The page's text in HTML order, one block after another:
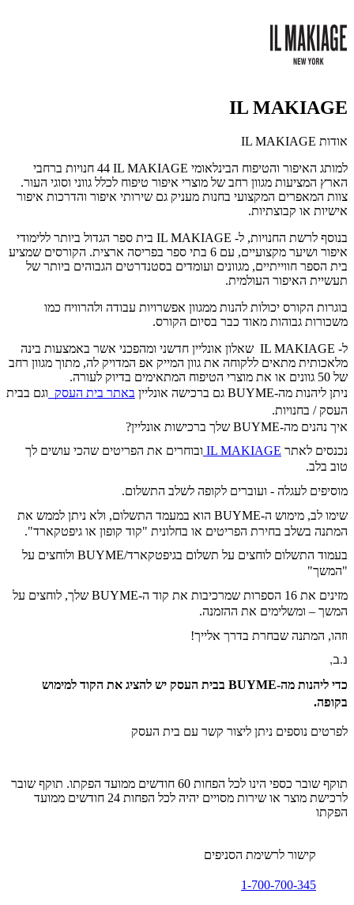
IL MAKIAGE
אודות IL MAKIAGE
למותג האיפור והטיפוח הבינלאומי IL MAKIAGE
44 חנויות ברחבי
הארץ המציעות מגוון רחב של מוצרי איפור טיפוח לכלל גווני וסוגי העור.
צוות המאפרים המקצועי בחנות מעניק גם שירותי איפור והדרכות איפור
אישיות או קבוצתיות.
בנוסף לרשת החנויות, ל- IL MAKIAGE בית ספר הגדול ביותר ללימודי
איפור ושיער מקצועיים, עם 6 בתי ספר בפריסה ארצית. הקורסים שמציע
בית הספר חווייתיים, מגוונים ועומדים בסטנדרטים הגבוהים ביותר של
תעשיית האיפור העולמית.
בוגרות הקורס יכולות להנות ממגוון אפשרויות עבודה ולהרוויח כמו
משכורות גבוהות מאוד כבר בסיום הקורס.
ל- IL MAKIAGE שאלון אונליין חדשני ומהפכני אשר באמצעות בינה
מלאכותית מתאים ללקוחה את גוון המייק אפ המדויק לה, מתוך מגוון רחב
של 50 גוונים או את מוצרי הטיפוח המתאימים בדיוק לעורה.
ניתן ליהנות מה-BUYME גם ברכישה אונליין
באתר בית העסק וגם בבית
העסק / בחנויות.
איך נהנים מה-BUYME שלך ברכישות אונליין?
נכנסים לאתר IL MAKIAGE ובוחרים את הפריטים שהכי עושים לך
טוב בלב.
מוסיפים לעגלה - ועוברים לקופה לשלב התשלום.
שימו לב, מימוש ה-BUYME הוא במעמד התשלום, ולא ניתן לממש את
המתנה בשלב בחירת הפריטים או בחלונית "קוד קופון או גיפטקארד".
בעמוד התשלום לוחצים על תשלום בגיפטקארד/BUYME ולוחצים על
"המשך"
מזינים את 16 הספרות שמרכיבות את קוד ה-BUYME שלך, לוחצים על
המשך – ומשלימים את ההזמנה.
וזהו, המתנה שבחרת בדרך אלייך!
נ.ב,
כדי ליהנות מה-BUYME בבית העסק יש להציג את הקוד למימוש
בקופה.
לפרטים נוספים ניתן ליצור קשר עם בית העסק
תוקף שובר כספי הינו לכל הפחות 60 חודשים ממועד הפקתו. תוקף שובר
לרכישת מוצר או שירות מסויים יהיה לכל הפחות 24 חודשים ממועד
הפקתו
קישור לרשימת הסניפים
1-700-700-345